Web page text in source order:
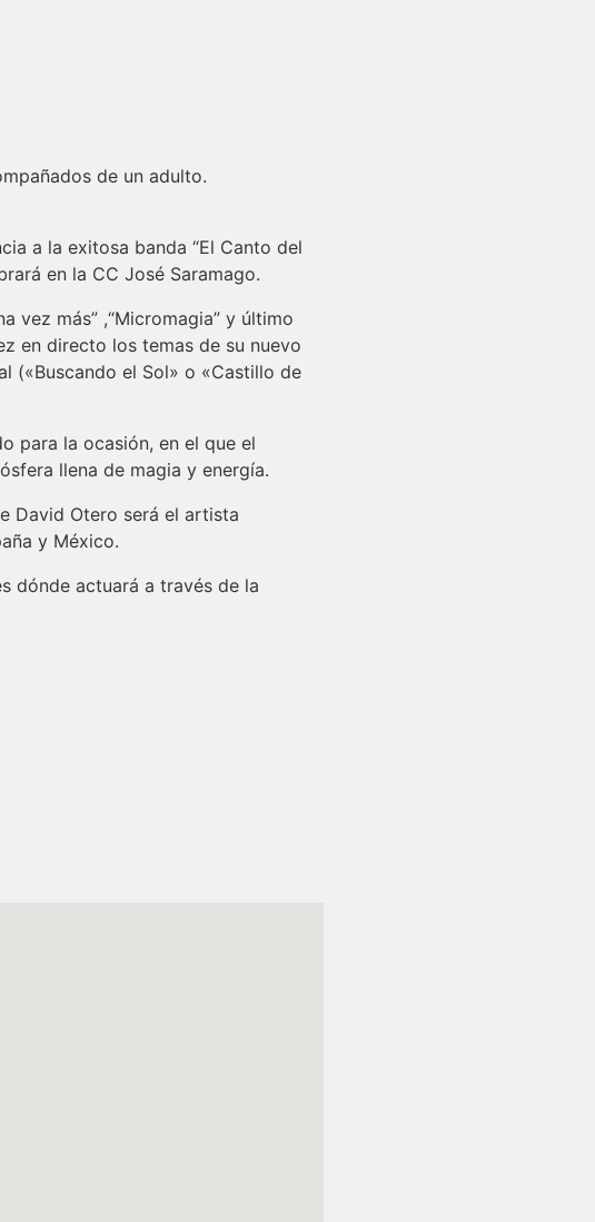
de un adulto.
a la exitosa banda “El Canto del
en la CC José Saramago.
vez más” ,“Micromagia” y último
en directo los temas de su nuevo
(«Buscando el Sol» o «Castillo de
para la ocasión, en el que el
llena de magia y energía.
David Otero será el artista
y México.
dónde actuará a través de la